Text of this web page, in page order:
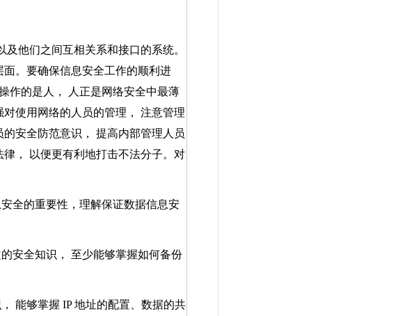
他们之间互相关系和接口的系统。
。要确保信息安全工作的顺利进
作的是人， 人正是网络安全中最薄
使用网络的人员的管理， 注意管理
安全防范意识， 提高内部管理人员
， 以便更有利地打击不法分子。对
全的重要性，理解保证数据信息安
安全知识， 至少能够掌握如何备份
能够掌握 IP地址的配置、数据的共